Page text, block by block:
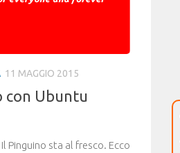
11 MAGGIO 2015
Ubuntu
Pinguino sta al fresco. Ecco